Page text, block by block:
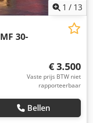
1 / 13
MF 30-
€ 3.500
Vaste prijs BTW niet
rapporteerbaar
Bellen